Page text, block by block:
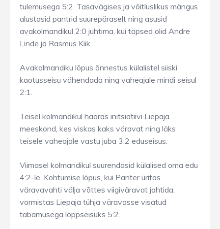
tulemusega 5:2. Tasavägises ja võitluslikus mängus
alustasid pantrid suurepäraselt ning asusid
avakolmandikul 2:0 juhtima, kui täpsed olid Andre
Linde ja Rasmus Kiik.
Avakolmandiku lõpus õnnestus külalistel siiski
kaotusseisu vähendada ning vaheajale mindi seisul
2:1.
Teisel kolmandikul haaras initsiatiivi Liepaja
meeskond, kes viskas kaks väravat ning läks
teisele vaheajale vastu juba 3:2 eduseisus.
Viimasel kolmandikul suurendasid külalised oma edu
4:2-le. Kohtumise lõpus, kui Panter üritas
väravavahti välja võttes viigiväravat jahtida,
vormistas Liepaja tühja väravasse visatud
tabamusega lõppseisuks 5:2.